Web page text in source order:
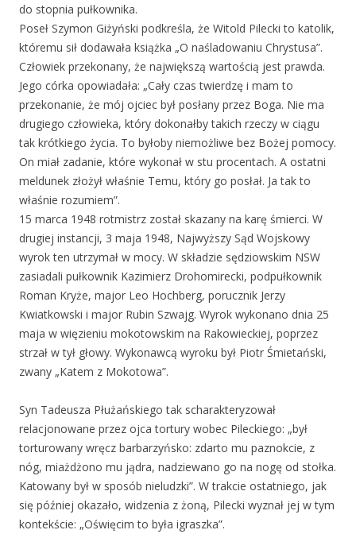
do stopnia pułkownika.
Poseł Szymon Giżyński podkreśla, że Witold Pilecki to katolik,
któremu sił dodawała książka „O naśladowaniu Chrystusa”.
Człowiek przekonany, że największą wartością jest prawda.
Jego córka opowiadała: „Cały czas twierdzę i mam to
przekonanie, że mój ojciec był posłany przez Boga. Nie ma
drugiego człowieka, który dokonałby takich rzeczy w ciągu
tak krótkiego życia. To byłoby niemożliwe bez Bożej pomocy.
On miał zadanie, które wykonał w stu procentach. A ostatni
meldunek złożył właśnie Temu, który go posłał. Ja tak to
właśnie rozumiem”.
15 marca 1948 rotmistrz został skazany na karę śmierci. W
drugiej instancji, 3 maja 1948, Najwyższy Sąd Wojskowy
wyrok ten utrzymał w mocy. W składzie sędziowskim NSW
zasiadali pułkownik Kazimierz Drohomirecki, podpułkownik
Roman Kryże, major Leo Hochberg, porucznik Jerzy
Kwiatkowski i major Rubin Szwajg. Wyrok wykonano dnia 25
maja w więzieniu mokotowskim na Rakowieckiej, poprzez
strzał w tył głowy. Wykonawcą wyroku był Piotr Śmietański,
zwany „Katem z Mokotowa”.
Syn Tadeusza Płużańskiego tak scharakteryzował
relacjonowane przez ojca tortury wobec Pileckiego: „był
torturowany wręcz barbarzyńsko: zdarto mu paznokcie, z
nóg, miażdżono mu jądra, nadziewano go na nogę od stołka.
Katowany był w sposób nieludzki”. W trakcie ostatniego, jak
się później okazało, widzenia z żoną, Pilecki wyznał jej w tym
kontekście: „Oświęcim to była igraszka”.